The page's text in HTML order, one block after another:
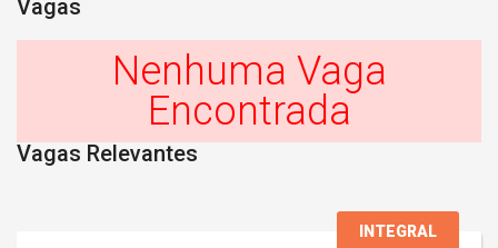
Vagas
Nenhuma Vaga
Encontrada
Vagas Relevantes
INTEGRAL